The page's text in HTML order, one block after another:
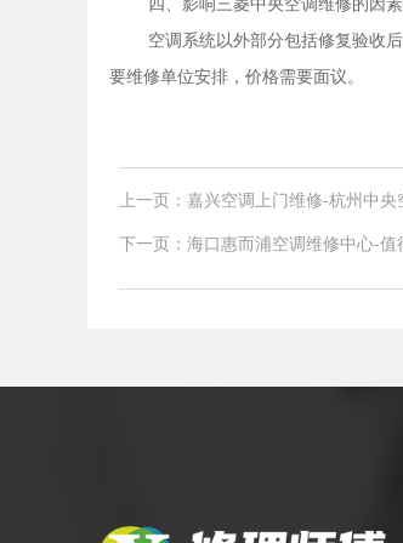
空调系统以外部分包括修复验收
要维修单位安排，价格需要面议。
上一页：嘉兴空调上门维修-杭州中央
下一页：海口惠而浦空调维修中心-值